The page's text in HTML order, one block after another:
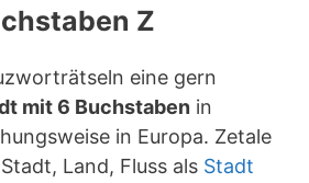
Z
eine gern
mit 6 Buchstaben in
in Europa. Zetale
Land, Fluss als Stadt